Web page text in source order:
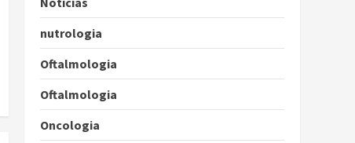
nutrologia
Oftalmologia
Oftalmologia
Oncologia